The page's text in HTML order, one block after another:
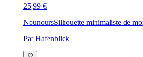
25,99 €
NounoursSilhouette minimaliste de
Par Hafenblick